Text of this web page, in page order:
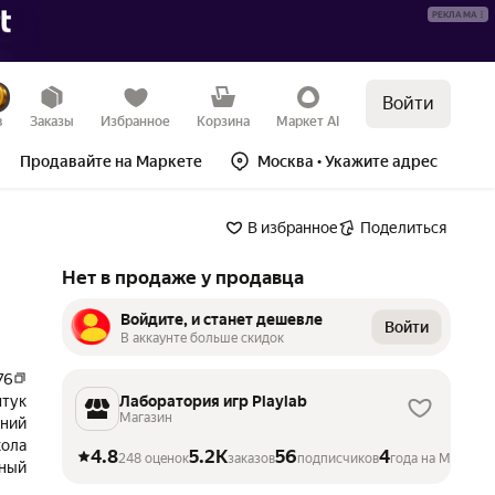
Заказы Избранное Корзина Маркет AI
Войти
Продавайте на Маркете Москва • Укажите адрес
РЕКЛАМА
В избранное Поделиться
Нет в продаже у продавца
Нет в продаже
Войдите, и станет дешевле
В аккаунте больше скидок
Войти
Лаборатория игр Playlab
Магазин
4.8248 оценок5.2Kзаказов56подписчиков4года на Маркете